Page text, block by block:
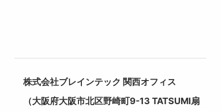
株式会社ブレインテック 関西オフィス
（大阪府大阪市北区野崎町9-13 TATSUMI扇